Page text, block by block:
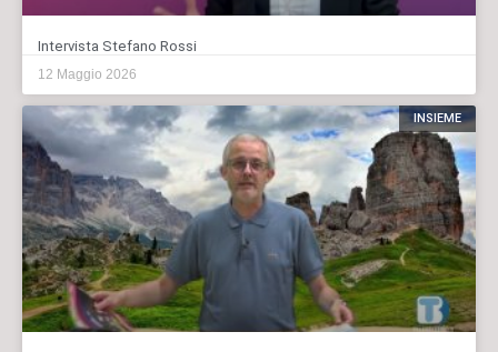
Intervista Stefano Rossi
12 Maggio 2026
INSIEME